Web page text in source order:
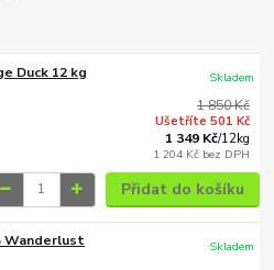
Duck 12 kg
1 850 Kč
Ušetříte 501 Kč
1 349 Kč/12kg
1 204 Kč bez DPH
Skladem
Přidat do košíku
Wanderlust
Skladem